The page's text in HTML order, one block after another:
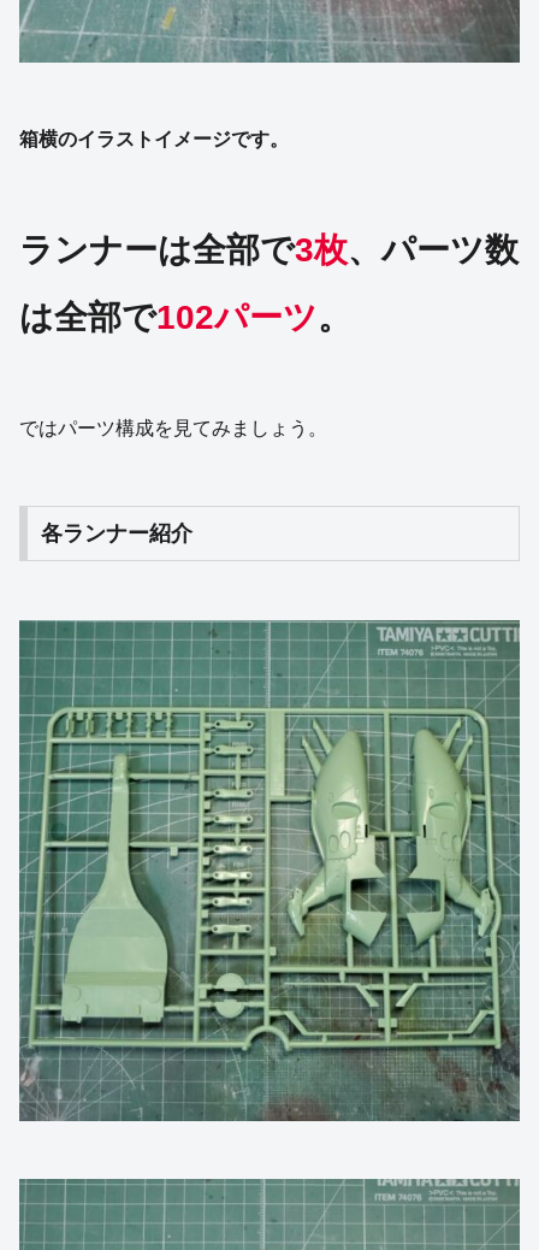
箱横のイラストイメージです。
ランナーは全部で3枚、パーツ数
は全部で102パーツ。
ではパーツ構成を見てみましょう。
各ランナー紹介